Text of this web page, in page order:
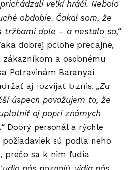
veľkí hráči. Nebolo
obdobie. Čakal som, že
tržbami dole – a nestalo sa,“
dobrej polohe predajne,
a osobnému
Potravinám Baranyai
aj rozvíjať biznis. „Za
úspech považujem to, že
aj popri známych
Dobrý personál a rýchle
požiadaviek sú podľa neho
prečo sa k nim ľudia
nás poznajú, vidia nás